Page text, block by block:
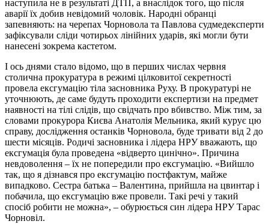
наступила не в результаті ДТП, а внаслідок того, що після
аварії їх добив невідомий чоловік. Народні обранці
запевняють: на черепах Чорновола та Павлова судмедексперти
зафіксували сліди чотирьох лінійних ударів, які могли бути
нанесені зокрема кастетом.
І ось днями стало відомо, що в перших числах червня
столична прокуратура в режимі цілковитої секретності
провела ексгумацію тіла засновника Руху. В прокуратурі не
уточнюють, де саме будуть проходити експертизи на предмет
наявності на тілі слідів, що свідчать про вбивство. Між тим, за
словами прокурора Києва Анатолія Мельника, який курує цю
справу, дослідження останків Чорновола, буде тривати від 2 до
шести місяців. Родичі засновника і лідера НРУ вважають, що
ексгумація була проведена «відверто цинічно». Причина
невдоволення – їх не попередили про ексгумацію. «Вийшло
так, що я дізнався про ексгумацію постфактум, майже
випадково. Сестра батька – Валентина, прийшла на цвинтар і
побачила, що ексгумацію вже провели. Такі речі у такий
спосіб робити не можна», – обурюється син лідера НРУ Тарас
Чорновіл.